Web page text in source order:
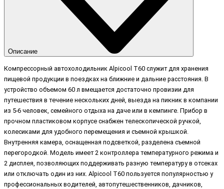
Описание
Компрессорный автохолодильник Alpicool T60 служит для хранения
пищевой продукции в поездках на ближние и дальние расстояния. В
устройство объемом 60 л вмещается достаточно провизии для
путешествия в течение нескольких дней, выезда на пикник в компании
из 5-6 человек, семейного отдыха на даче или в кемпинге. Прибор в
прочном пластиковом корпусе снабжен телескопической ручкой,
колесиками для удобного перемещения и съемной крышкой.
Внутренняя камера, оснащенная подсветкой, разделена съемной
перегородкой. Модель имеет 2 контроллера температурного режима и
2 дисплея, позволяющих поддерживать разную температуру в отсеках
или отключать один из них. Alpicool T60 пользуется популярностью у
профессиональных водителей, автопутешественников, дачников,